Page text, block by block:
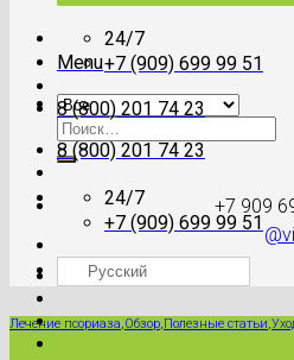
Menu
Искать:
+7 909
Где моя посылка?
24/7
+7 (909) 699 99 51
8 (800) 201 74 23
8 (800) 201 74 23
24/7
+7 (909) 699 99 51
Русский
Лечение псориаза,Обзор, Полезные статьи,